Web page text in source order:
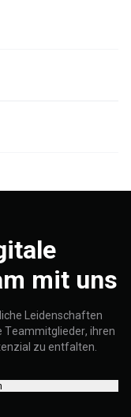
mit uns
Leidenschaften
Teammitglieder, ihren
zu entfalten.